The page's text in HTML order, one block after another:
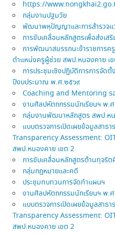
https://
กลุ่มงานปฐมวัย
พัฒนาพหุปัญญาและการสำรวจแ
การขับเคลื่อนหลักสูตรเพื่อส่งเส
การพัฒนาสมรรถนะข้าราชการค
ตำแหน่งครูผู้ช่วย สพป.หนองคาย เ
การประชุมเชิงปฏิบัติการการจัดตั้
ปีงบประมาณ พ.ศ.๒๕๖๙
Coaching and Mentoring รอ
งานศิลปหัตถกรรมนักเรียนฯ พ.
กลุ่มงานพัฒนาหลักสูตร สพป.ห
แบบตรวจการเปิดเผยข้อมูลสา
Transparency Assessment:
สพป.หนองคาย เขต 2
การขับเคลื่อนหลักสูตรต้านทุจริต
กลุ่มกฎหมายและคดี
ประชุมทบทวนการจัดทำแผนฯ
งานศิลปหัตถกรรมนักเรียนฯ พ.
แบบตรวจการเปิดเผยข้อมูลสา
Transparency Assessment:
สพป.หนองคาย เขต 2